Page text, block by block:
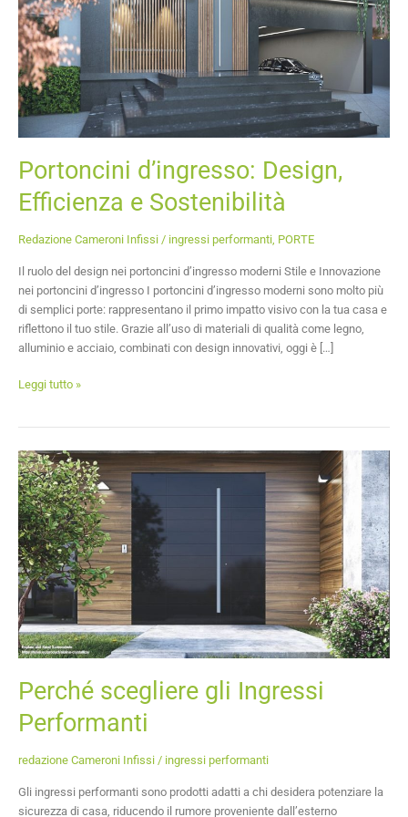
Portoncini d’ingresso: Design,
Efficienza e Sostenibilità
Redazione Cameroni Infissi / ingressi performanti PORTE
Il ruolo del design nei portoncini d’ingresso moderni Stile e Innovazione
nei portoncini d’ingresso I portoncini d’ingresso moderni sono molto più
di semplici porte: rappresentano il primo impatto visivo con la tua casa e
riflettono il tuo stile. Grazie all’uso di materiali di qualità come legno,
alluminio e acciaio, combinati con design innovativi, oggi è […]
Leggi tutto »
Perché scegliere gli Ingressi
Performanti
redazione Cameroni Infissi / ingressi performanti
Gli ingressi performanti sono prodotti adatti a chi desidera potenziare la
sicurezza di casa, riducendo il rumore proveniente dall’esterno
Perché
scegliere
gli
Ingressi
Performanti